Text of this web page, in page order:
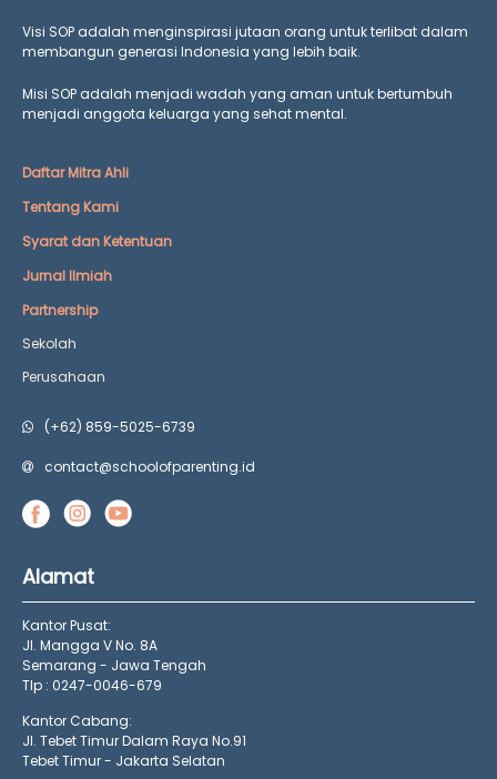
Visi SOP adalah menginspirasi jutaan orang untuk terlibat dalam
membangun generasi Indonesia yang lebih baik.
Misi SOP adalah menjadi wadah yang aman untuk bertumbuh
menjadi anggota keluarga yang sehat mental.
Daftar Mitra Ahli
Tentang Kami
Syarat dan Ketentuan
Jurnal Ilmiah
Partnership
Sekolah
Perusahaan
(+62) 859-5025-6739
contact@schoolofparenting.id
Alamat
Kantor Pusat:
Jl. Mangga V No. 8A
Semarang - Jawa Tengah
Tlp : 0247-0046-679
Kantor Cabang:
Jl. Tebet Timur Dalam Raya No.91
Tebet Timur - Jakarta Selatan